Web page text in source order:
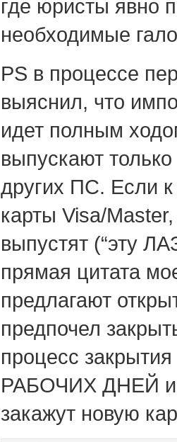
где юристы явно
необходимые
PS в процессе
выяснил, что
идет полным
выпускают только
других ПС. Если
карты Visa/
выпустят (“эту
прямая цитата
предлагают
предпочел
процесс
РАБОЧИХ ДНЕЙ и
закажут новую